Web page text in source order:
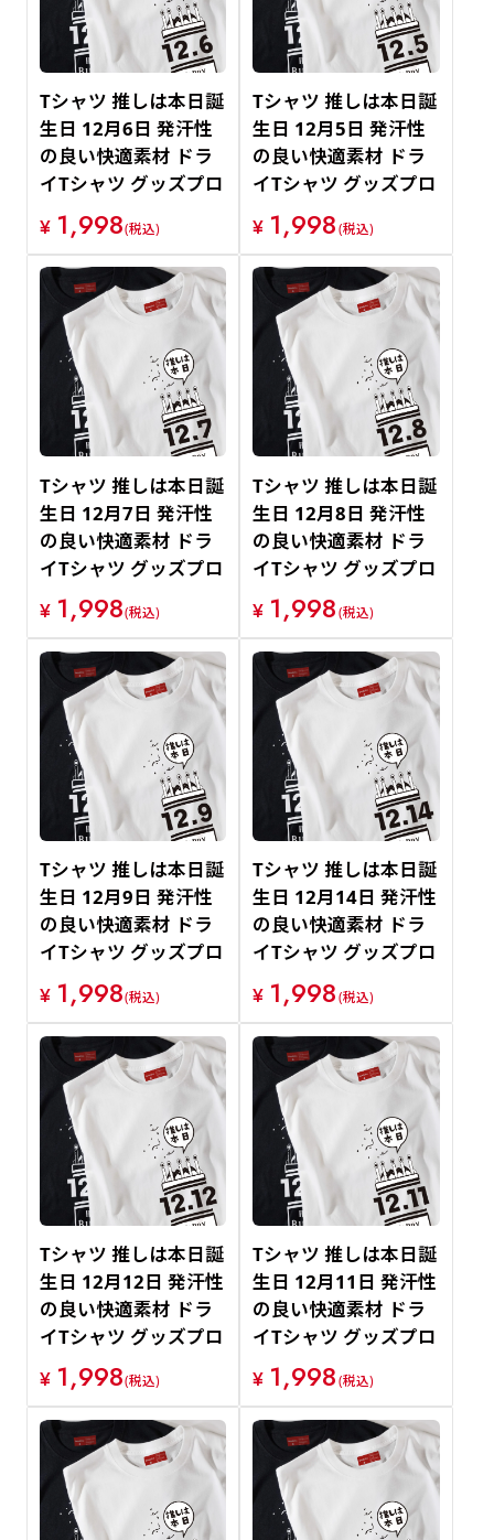
Tシャツ 推しは本日誕
生日 12月6日 発汗性
の良い快適素材 ドラ
イTシャツ グッズプロ
¥ 1,998(税込)
Tシャツ 推しは本日誕
生日 12月5日 発汗性
の良い快適素材 ドラ
イTシャツ グッズプロ
¥ 1,998(税込)
Tシャツ 推しは本日誕
生日 12月7日 発汗性
の良い快適素材 ドラ
イTシャツ グッズプロ
¥ 1,998(税込)
Tシャツ 推しは本日誕
生日 12月8日 発汗性
の良い快適素材 ドラ
イTシャツ グッズプロ
¥ 1,998(税込)
Tシャツ 推しは本日誕
生日 12月9日 発汗性
の良い快適素材 ドラ
イTシャツ グッズプロ
¥ 1,998(税込)
Tシャツ 推しは本日誕
生日 12月14日 発汗性
の良い快適素材 ドラ
イTシャツ グッズプロ
¥ 1,998(税込)
Tシャツ 推しは本日誕
生日 12月12日 発汗性
の良い快適素材 ドラ
イTシャツ グッズプロ
¥ 1,998(税込)
Tシャツ 推しは本日誕
生日 12月11日 発汗性
の良い快適素材 ドラ
イTシャツ グッズプロ
¥ 1,998(税込)